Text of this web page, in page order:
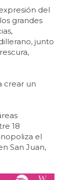
del
grandes
junto
crear un
18
el
San Juan,